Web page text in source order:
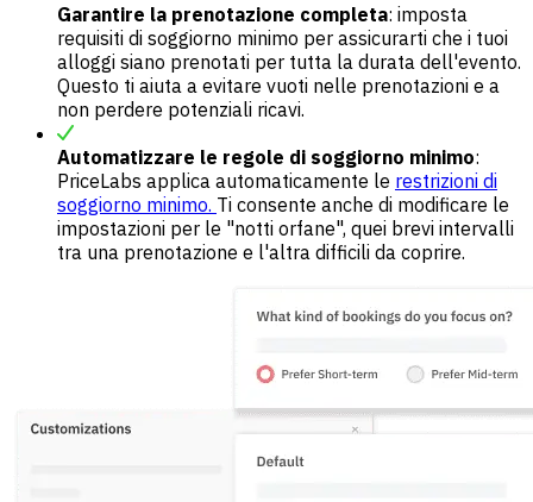
Garantire la prenotazione completa: imposta
requisiti di soggiorno minimo per assicurarti che i tuoi
alloggi siano prenotati per tutta la durata dell'evento.
Questo ti aiuta a evitare vuoti nelle prenotazioni e a
non perdere potenziali ricavi.
Automatizzare le regole di soggiorno minimo:
PriceLabs applica automaticamente le restrizioni di
soggiorno minimo. Ti consente anche di modificare le
impostazioni per le "notti orfane", quei brevi intervalli
tra una prenotazione e l'altra difficili da coprire.